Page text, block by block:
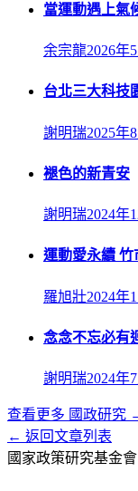
當運動遇上氣
余宗龍2026年
台北三大科技
謝明瑞2025年
褪色的新青安
謝明瑞2024年
運動愛永續 竹
羅旭壯2024年
念念不忘必有
謝明瑞2024年
查看更多 國政研究
← 返回文章列表
國家政策研究基金會